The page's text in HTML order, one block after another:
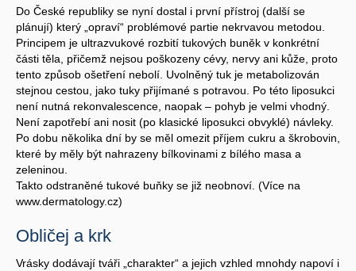
Do České republiky se nyní dostal i první přístroj (další se
plánují) který „opraví“ problémové partie nekrvavou metodou.
Principem je ultrazvukové rozbití tukových buněk v konkrétní
části těla, přičemž nejsou poškozeny cévy, nervy ani kůže, proto
tento způsob ošetření nebolí. Uvolněný tuk je metabolizován
stejnou cestou, jako tuky přijímané s potravou. Po této liposukci
není nutná rekonvalescence, naopak – pohyb je velmi vhodný.
Není zapotřebí ani nosit (po klasické liposukci obvyklé) návleky.
Po dobu několika dní by se měl omezit příjem cukru a škrobovin,
které by měly být nahrazeny bílkovinami z bílého masa a
zeleninou.
Takto odstraněné tukové buňky se již neobnoví. (Více na
www.dermatology.cz)
Obličej a krk
Vrásky dodávají tváři „charakter“ a jejich vzhled mnohdy napoví i